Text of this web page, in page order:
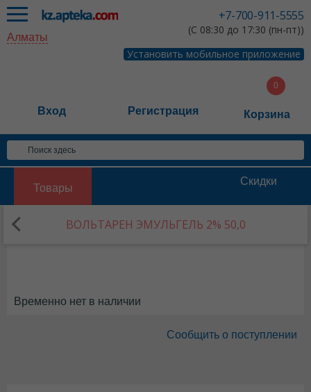
+7-700-911-5555
(С 08:30 до 17:30 (пн-пт))
Установить мобильное приложение
Алматы
Вход Регистрация Корзина
Товары
Скидки
ВОЛЬТАРЕН ЭМУЛЬГЕЛЬ 2% 50,0
Временно нет в наличии
Сообщить о поступлении